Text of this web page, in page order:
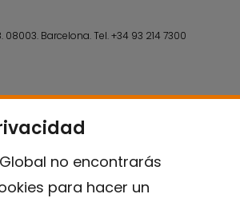
no encontrarás
para hacer un
08003. Barcelona.Tel.+34 93 214 7300